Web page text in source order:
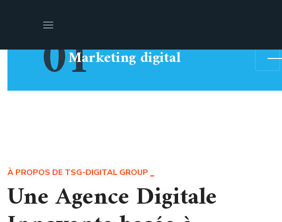
01Marketing digital
À PROPOS DE TSG-DIGITAL GROUP
Une Agence Digitale